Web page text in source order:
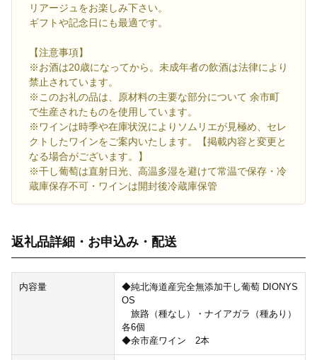
リアージュをお楽しみ下さい。
ギフトや記念日にも最適です。
【注意事項】
※お酒は20歳になってから。未成年者の飲酒は法律により
禁止されています。
※このお礼の品は、原材料の主要な部分について 余市町
で生産されたものを使用しています。
※ワインは時季や在庫状況によりソムリエが見極め、セレ
クトしたワインをご案内いたします。【掲載内容と変更と
なる場合がございます。】
※干し葡萄は直射日光、高温多湿を避けて常温で保存・冷
蔵庫保存不可・ワインは開封後冷蔵庫保管
返礼品詳細・お申込み・配送
内容量
◆純北海道産完全無添加干し葡萄 DIONYS
OS
旅路（種なし）・ナイアガラ（種あり）
各6個
◆余市産ワイン 2本